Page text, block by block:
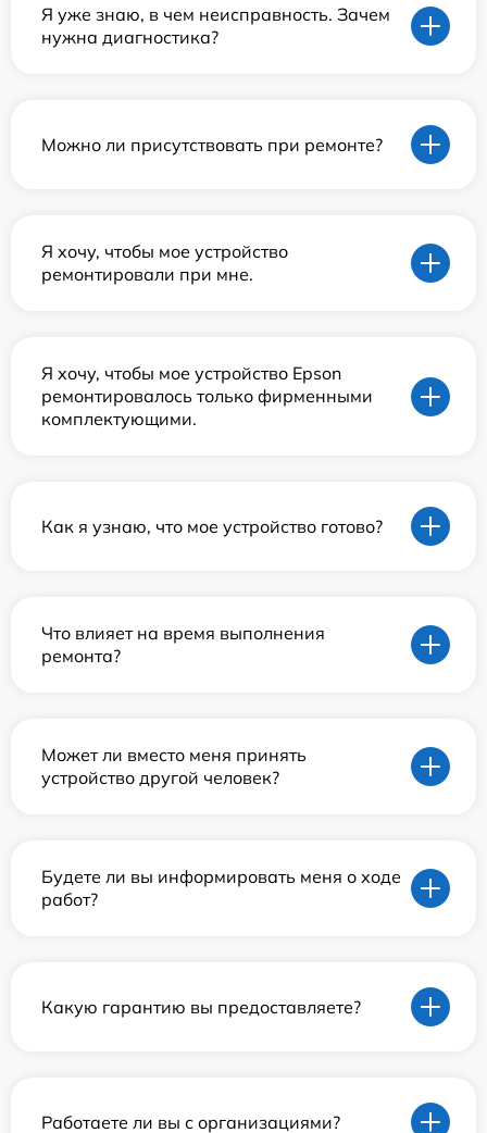
Я уже знаю, в чем неисправность. Зачем
нужна диагностика?
Можно ли присутствовать при ремонте?
Я хочу, чтобы мое устройство
ремонтировали при мне.
Я хочу, чтобы мое устройство Epson
ремонтировалось только фирменными
комплектующими.
Как я узнаю, что мое устройство готово?
Что влияет на время выполнения
ремонта?
Может ли вместо меня принять
устройство другой человек?
Будете ли вы информировать меня о ходе
работ?
Какую гарантию вы предоставляете?
Работаете ли вы с организациями?